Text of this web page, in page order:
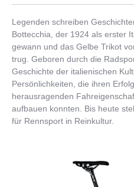
Legenden schreiben
Bottecchia, der 1924 als erster
gewann und das Gelbe Trikot
trug. Geboren durch die
Geschichte der italienischen
Persönlichkeiten, die ihren
herausragenden
aufbauen konnten. Bis heute
für Rennsport in Reinkultur.